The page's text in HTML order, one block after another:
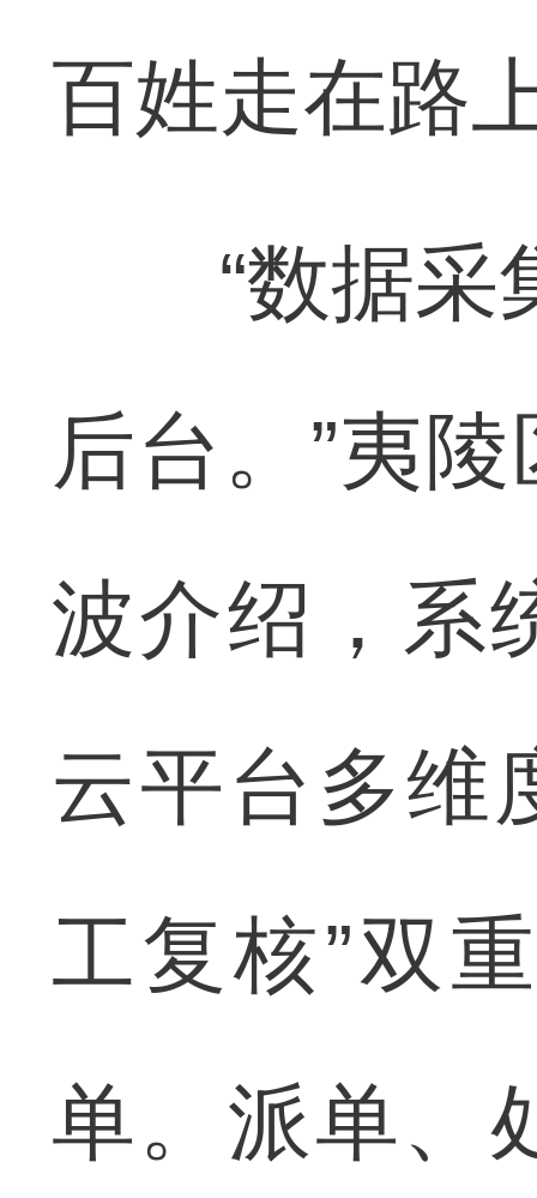
百姓走在路
“数据采集
后台。”夷
波介绍，系
云平台多维
工复核”双
单。派单、